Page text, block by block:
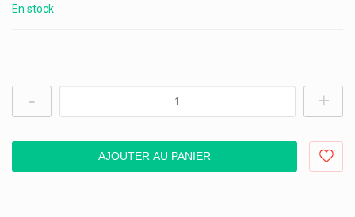
En stock
- +
AJOUTER AU PANIER